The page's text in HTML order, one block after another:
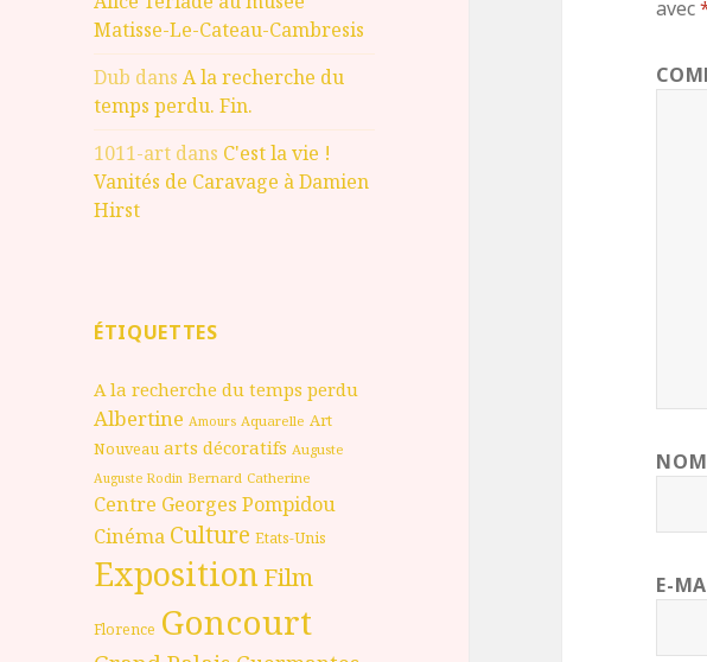
Matisse-Le-Cateau-Cambresis
Dub dansA la recherche du
temps perdu. Fin.
1011-art dans C'est la vie !
Vanités de Caravage à Damien
Hirst
ÉTIQUETTES
A la recherche du temps perdu
Albertine Amours Aquarelle Art
Nouveau arts décoratifs Auguste
Auguste Rodin Bernard Catherine
Centre Georges Pompidou
Cinéma Culture Etats-Unis
ExpositionFilm
Florence Goncourt
avec
NOM
E-